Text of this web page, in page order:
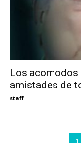
Los
amistades de
staff
1